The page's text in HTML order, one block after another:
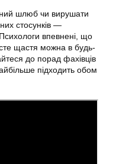
шлюб чи вирушати
стосунків —
впевнені, що
щастя можна в будь-
до порад фахівців
підходить обом